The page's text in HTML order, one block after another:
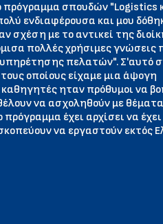
πρόγραμμα σπουδών "Logistics
ενδιαφέρουσα και μου
σχέση με το αντικεί της
πολλές χρήσιμες γνώσεις
πελατών". Σ'αυτό
οποίους είχαμε μια άψογη
ηταν πρόθυμοι να
να ασχοληθούν με
έχει αρχίσει να
να εργαστούν εκτός